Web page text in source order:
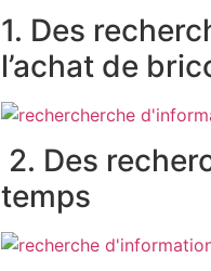
1. Des
l’achat de
2. Des
temps